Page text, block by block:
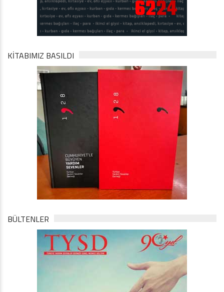
KİTABIMIZ BASILDI
BÜLTENLER